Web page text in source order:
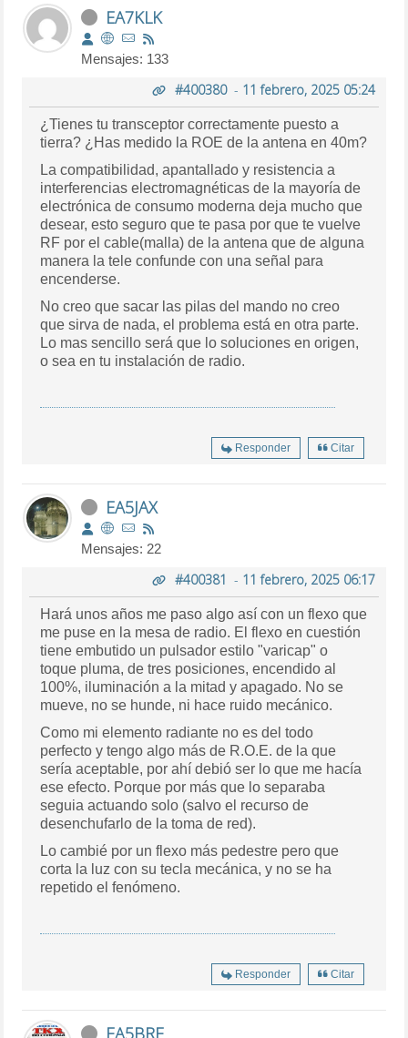
EA7KLK
Mensajes: 133
#400380- 11 febrero, 2025 05:24
¿Tienes tu transceptor correctamente puesto a
tierra? ¿Has medido la ROE de la antena en 40m?
La compatibilidad, apantallado y resistencia a
interferencias electromagnéticas de la mayoría de
electrónica de consumo moderna deja mucho que
desear, esto seguro que te pasa por que te vuelve
RF por el cable(malla) de la antena que de alguna
manera la tele confunde con una señal para
encenderse.
No creo que sacar las pilas del mando no creo
que sirva de nada, el problema está en otra parte.
Lo mas sencillo será que lo soluciones en origen,
o sea en tu instalación de radio.
Responder Citar
EA5JAX
Mensajes: 22
#400381 - 11 febrero, 2025 06:17
Hará unos años me paso algo así con un flexo que
me puse en la mesa de radio. El flexo en cuestión
tiene embutido un pulsador estilo "varicap" o
toque pluma, de tres posiciones, encendido al
100%, iluminación a la mitad y apagado. No se
mueve, no se hunde, ni hace ruido mecánico.
Como mi elemento radiante no es del todo
perfecto y tengo algo más de R.O.E. de la que
sería aceptable, por ahí debió ser lo que me hacía
ese efecto. Porque por más que lo separaba
seguia actuando solo (salvo el recurso de
desenchufarlo de la toma de red).
Lo cambié por un flexo más pedestre pero que
corta la luz con su tecla mecánica, y no se ha
repetido el fenómeno.
Responder Citar
EA5BRE